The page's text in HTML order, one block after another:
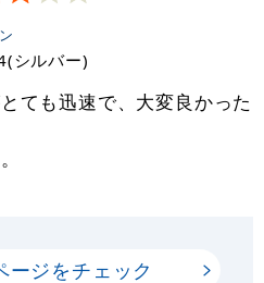
シルバー)
ても迅速で、大変良かった
ージをチェック